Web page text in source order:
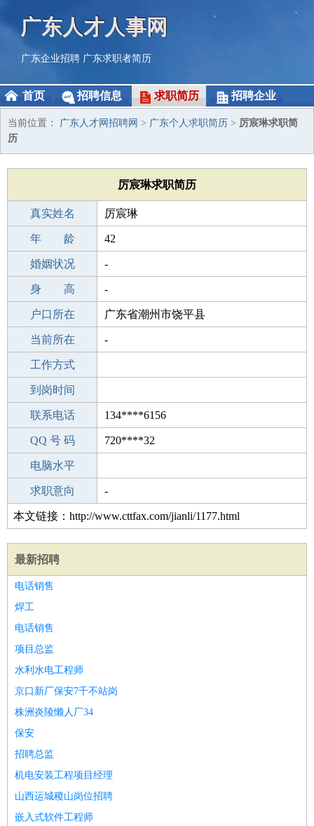
广东人才人事网
广东企业招聘 广东求职者简历
首页 招聘信息 求职简历 招聘企业
当前位置： 广东人才网招聘网 > 广东个人求职简历 > 厉宸琳求职简
历
厉宸琳求职简历
真实姓名 厉宸琳
性 别 女
年 龄 42
出生年月 1984-06-05
婚姻状况 -
学 历 职校/技校
身 高 -
毕业学校 职校/技校
户口所在 广东省潮州市饶平县
所学专业 -
当前所在 -
工作经验
工作方式
驾 照
到岗时间
期望月薪
联系电话 134****6156
手机号码 134****6156
QQ 号 码 720****32
微信号码
电脑水平
外语水平
求职意向 -
本文链接：http://www.cttfax.com/jianli/1177.html
最新招聘
电话销售
焊工
电话销售
项目总监
水利水电工程师
京口新厂保安7千不站岗
株洲炎陵懒人厂34
保安
招聘总监
机电安装工程项目经理
山西运城稷山岗位招聘
嵌入式软件工程师